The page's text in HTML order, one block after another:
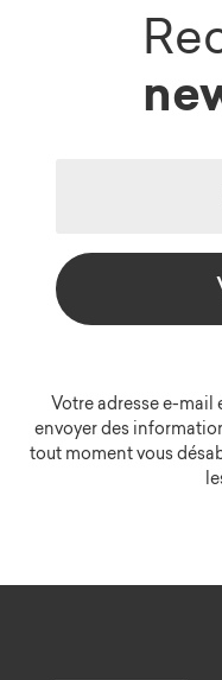
Votre adresse e-mail
envoyer des
tout moment vous